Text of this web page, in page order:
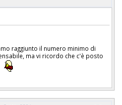
raggiunto il numero minimo di
ma vi ricordo che c'è posto